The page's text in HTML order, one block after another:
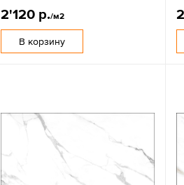
2'120 р./м2
В корзину